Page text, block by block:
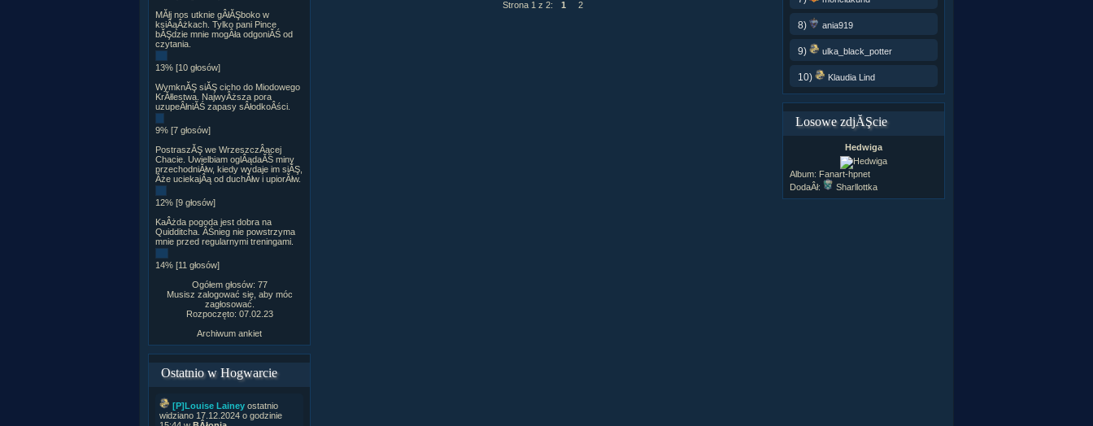
MĂłj nos utknie gÂłĂŞboko w
ksiÂąÂżkach. Tylko pani Pince
bĂŞdzie mnie mogÂła odgoniĂŚ od
czytania.
13% [10 głosów]
WymknĂŞ siĂŞ cicho do Miodowego
KrĂłlestwa. NajwyÂższa pora
uzupeÂłniĂŚ zapasy sÂłodkoÂści.
9% [7 głosów]
PostraszĂŞ we WrzeszczÂącej
Chacie. Uwielbiam oglÂądaĂŚ miny
przechodniĂłw, kiedy wydaje im siĂŞ,
Âże uciekajÂą od duchĂłw i upiorĂłw.
12% [9 głosów]
KaÂżda pogoda jest dobra na
Quidditcha. ÂŚnieg nie powstrzyma
mnie przed regularnymi treningami.
14% [11 głosów]
Ogółem głosów: 77
Musisz zalogować się, aby móc
zagłosować.
Rozpoczęto: 07.02.23
Archiwum ankiet
Ostatnio w Hogwarcie
[P]Louise Lainey ostatnio
widziano 17.12.2024 o godzinie
Strona 1 z 2: 1 2
8) ania919
9) ulka_black_potter
10) Klaudia Lind
Losowe zdjĂŞcie
Hedwiga
Album: Fanart-hpnet
DodaÂł:
Sharllottka